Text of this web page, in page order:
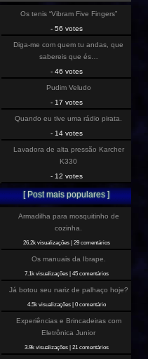
Os tenis “Vibram Five Fingers”
- 56 votes
Diga-me com quem tu andas, que
sabereis que és…
- 46 votes
Pudim Veludo
- 17 votes
Quando eu tive uma rádio pirata.
- 14 votes
Lavadora de alta pressão Karcher
K330
- 12 votes
[ Post mais populares ]
Armadilha para mosquitinho de
cozinha.
26.2k visualizações| 29 comentários
Os manuais da Ibrape.
7.1k visualizações| 45 comentários
Já botou seu nariz de palhaço hoje?
4.5k visualizações| 0 comentário
Experiências e Brincadeiras com
Eletrônica Junior
3.9k visualizações| 21 comentários